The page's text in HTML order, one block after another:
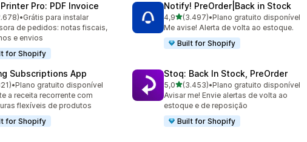
Pro: PDF Invoice
estrelas
ao todo
•Grátis para instalar
de pedidos: notas fiscais,
e envios
for Shopify
Notify! PreOrder|Back in Stock
4,9de 5 estrelas
(3.497)
3497 avaliações ao todo
•Plano gratuito disponível
Me avise! Alerta de volta ao estoque.
Built for Shopify
Subscriptions App
estrelas
ao todo
•Plano gratuito disponível
a receita recorrente com
flexíveis de produtos
for Shopify
Stoq: Back In Stock, PreOrder
5,0de 5 estrelas
(3.453)
3453 avaliações ao todo
•Plano gratuito disponível
Avisar me! Envie alertas de volta ao
estoque e de reposição
Built for Shopify